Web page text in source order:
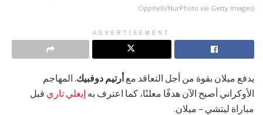
Cippitelli/NurPhoto via Getty Images)
ADVERTISEMENT
يدفع ميلان بقوة من أجل التعاقد معأرتيم دوفبيك. المهاجم
الأوكراني أصبح الآن هدفًا معلنًا، كما اعترف به إيغلي تاري قبل
مباراة ليتشي – ميلان.